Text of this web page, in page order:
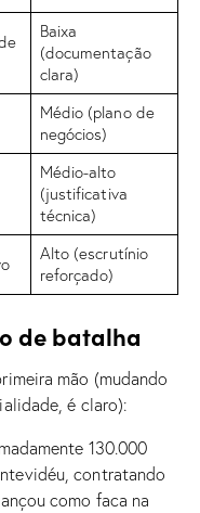
Baixa
(documentação
clara)
Médio (plano de
negócios)
Médio-alto
(justificativa
técnica)
Alto (escrutínio
reforçado)
de batalha
mão (mudando
é claro):
130.000
contratando
como faca na